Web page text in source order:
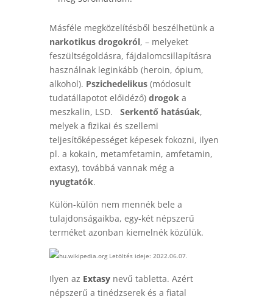
Másféle megközelítésből beszélhetünk a
narkotikus drogokról, – melyeket
feszültségoldásra, fájdalomcsillapításra
használnak leginkább (heroin, ópium,
alkohol). Pszichedelikus(módosult
tudatállapotot előidéző) drogoka
meszkalin, LSD. Serkentő hatásúak,
melyek a fizikai és szellemi
teljesítőképességet képesek fokozni, ilyen
pl. a kokain, metamfetamin, amfetamin,
extasy), továbbá vannak még a
nyugtatók.
Külön-külön nem mennék bele a
tulajdonságaikba, egy-két népszerű
terméket azonban kiemelnék közülük.
hu.wikipedia.org Letöltés ideje: 2022.06.07.
Ilyen az Extasynevű tabletta. Azért
népszerű a tinédzserek és a fiatal